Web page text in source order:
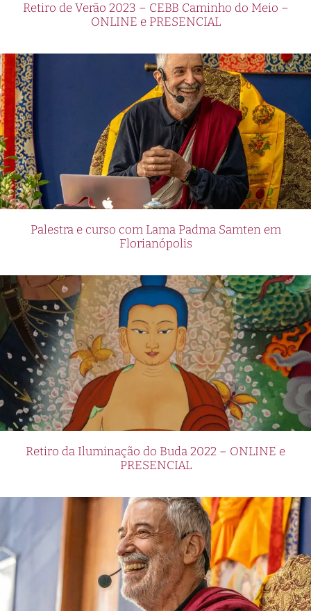
Retiro de Verão 2023 – CEBB Caminho do Meio –
ONLINE e PRESENCIAL
Palestra e curso com Lama Padma Samten em
Florianópolis
Retiro da Iluminação do Buda 2022 – ONLINE e
PRESENCIAL